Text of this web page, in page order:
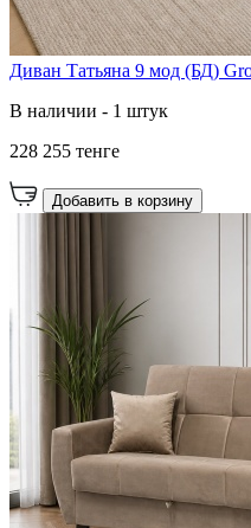
Диван Татьяна 9 мод (БД)
В наличии - 1 штук
228 255 тенге
Добавить в корзину